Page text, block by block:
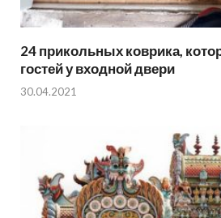
24 прикольных коврика,
гостей у входной двери
30.04.2021